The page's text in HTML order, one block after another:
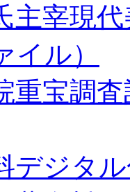
主宰現
イル）
重宝調
デジタ